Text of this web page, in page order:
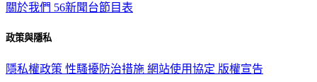
關於我們 56新聞台節目表
政策與隱私
隱私權政策 性騷擾防治措施 網站使用協定 版權宣告